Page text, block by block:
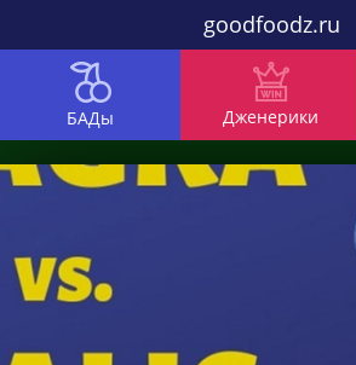
goodfoodz.ru
БАДы Дженерики